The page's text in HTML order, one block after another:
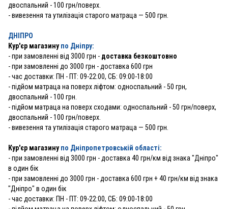
двоспальний - 100 грн/поверх.
- вивезення та утилізація старого матраца — 500 грн.
ДНІПРО
Кур'єр магазинупо Дніпру:
-при замовленні від 3000 грн - доставка безкоштовно
- при замовленні до 3000 грн - доставка 600 грн
- час доставки: ПН - ПТ: 09-22:00, СБ: 09:00-18:00
- підйом матраца на поверх ліфтом: односпальний - 50 грн,
двоспальний - 100 грн.
- підйом матраца на поверх сходами: односпальний - 50 грн/поверх,
двоспальний - 100 грн/поверх.
- вивезення та утилізація старого матраца — 500 грн.
Кур'єр магазинупо Дніпропетровській області:
- при замовленні від 3000 грн - доставка 40 грн/км від знака "Дніпро"
в один бік
- при замовленні до 3000 грн - доставка 600 грн + 40 грн/км від знака
"Дніпро" в один бік
- час доставки: ПН - ПТ: 09-22:00, СБ: 09:00-18:00